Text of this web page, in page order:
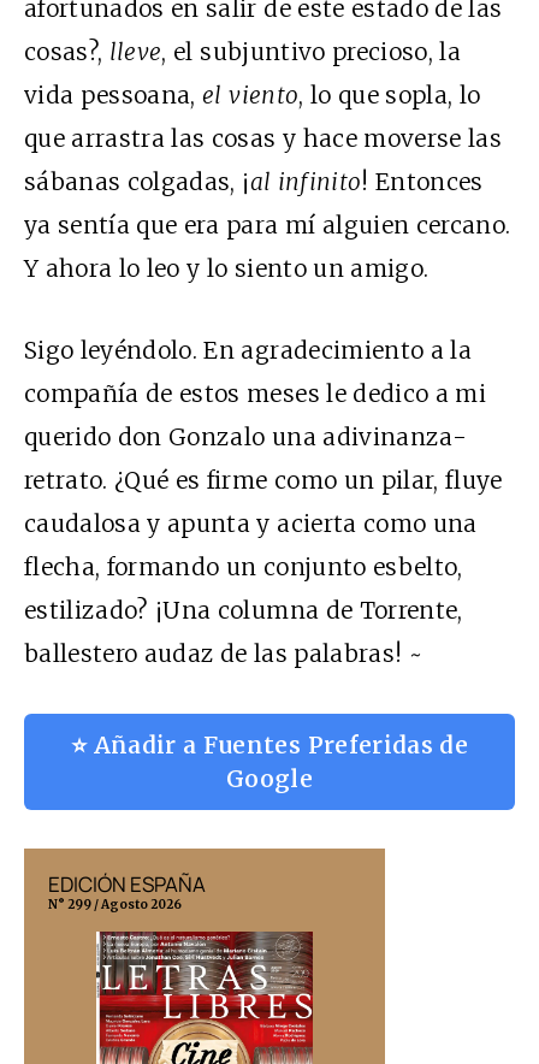
afortunados en salir de este estado de las
cosas?, lleve, el subjuntivo precioso, la
vida pessoana,el viento, lo que sopla, lo
que arrastra las cosas y hace moverse las
sábanas colgadas, ¡al infinito! Entonces
ya sentía que era para mí alguien cercano.
Y ahora lo leo y lo siento un amigo.
Sigo leyéndolo. En agradecimiento a la
compañía de estos meses le dedico a mi
querido don Gonzalo una adivinanza-
retrato. ¿Qué es firme como un pilar, fluye
caudalosa y apunta y acierta como una
flecha, formando un conjunto esbelto,
estilizado? ¡Una columna de Torrente,
ballestero audaz de las palabras! ~
⭐ Añadir a Fuentes Preferidas de
Google
EDICIÓN ESPAÑA
N° 299 / Agosto 2026